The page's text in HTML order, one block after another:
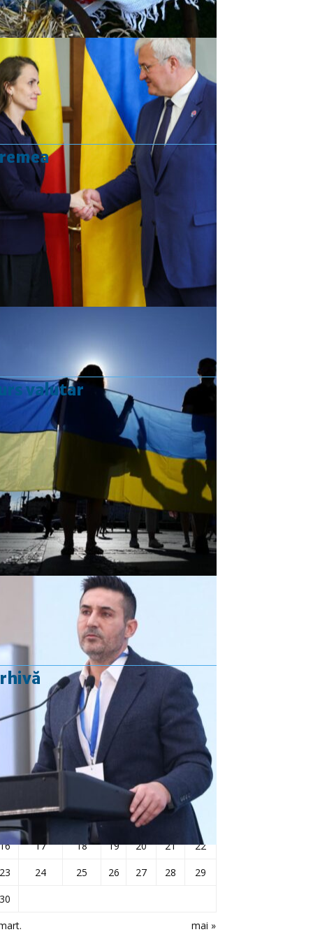
valutar
Curs valutar: 07 Aug 2026
EUR
: 5,2554 RON
+0,0041 ▲
: 4,5584 RON
+0,0077 ▲
: 5,6244 RON
+0,0023 ▲
GBP : 6,1277 RON
+0,0041 ▲
Convertor valutar
»
aprilie 2018
Ma Mi D
mai »
1
5 6 7
8
9
13
15
17 18 19 20 21
22
23
24 25 26 27 28
29
30